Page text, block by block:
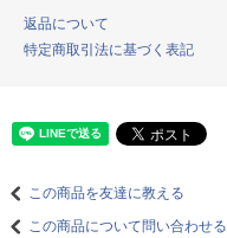
返品について
特定商取引法に基づく表記
この商品を友達に教える
この商品について問い合わせる